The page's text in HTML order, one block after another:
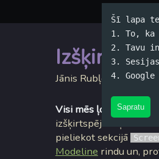
Šī lapa
1. To, ka
2. Tavu
3.
4.
Sapratu
Jānis Rubļevskis
Visi mēs ļoti labi zinām
izšķirtspēju ir ļoti
pieliekot sekcijā
Modeline rindu un,